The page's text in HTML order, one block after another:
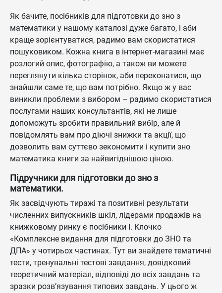
Як бачите, посібників для підготовки до зно з
математики у нашому каталозі дуже багато, і аби
краще зорієнтуватися, радимо вам скористатися
пошуковиком. Кожна книга в інтернет-магазині має
розлогий опис, фотографію, а також ви можете
переглянути кілька сторінок, аби переконатися, що
знайшли саме те, що вам потрібно. Якщо ж у вас
виникли проблеми з вибором – радимо скористатися
послугами наших консультантів, які не лише
допоможуть зробити правильний вибір, але й
повідомлять вам про діючі знижки та акції, що
дозволить вам суттєво зекономити і купити зно
математика книги за найвигіднішою ціною.
Підручники для підготовки до зно з
математики.
Як засвідчують тиражі та позитивні результати
численних випускників шкіл, лідерами продажів на
книжковому ринку є посібники І. Клочко
«Комплексне видання для підготовки до ЗНО та
ДПА» у чотирьох частинах. Тут ви знайдете тематичні
тести, тренувальні тестові завдання, довідковий
теоретичний матеріал, відповіді до всіх завдань та
зразки розв’язування типових завдань. У цього ж